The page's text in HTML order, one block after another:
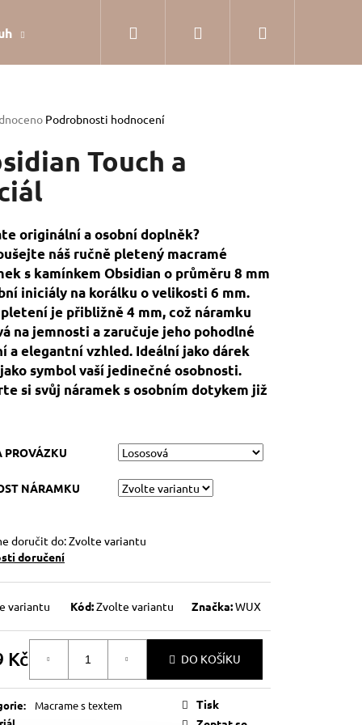
Dárkové balení Hodnocení obchodu
Přihlášení
Podrobnosti hodnocení
Touch a
originální a osobní doplněk?
náš ručně pletený macramé
s kamínkem Obsidian o průměru 8 mm
iniciály na korálku o velikosti 6 mm.
je přibližně 4 mm, což náramku
na jemnosti a zaručuje jeho pohodlné
a elegantní vzhled. Ideální jako dárek
symbol vaší jedinečné osobnosti.
si svůj náramek s osobním dotykem již
PROVÁZKU
NÁRAMKU
doručit do:Zvolte variantu
doručení
variantu Kód:Zvolte variantu Značka:WUX
Kč DO KOŠÍKU
:
Macrame s textem
Tisk